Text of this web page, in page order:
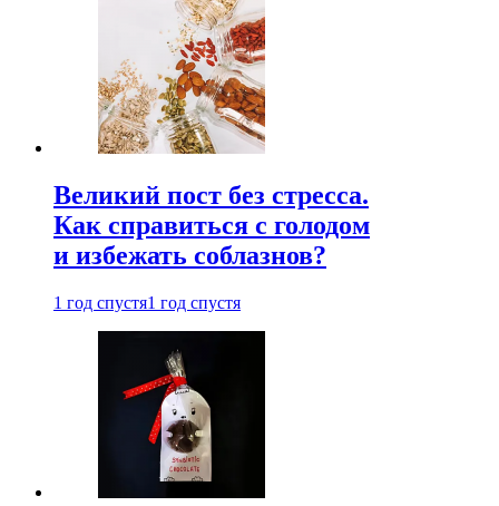
Великий пост без стресса.
Как справиться с голодом
и избежать соблазнов?
1 год спустя1 год спустя